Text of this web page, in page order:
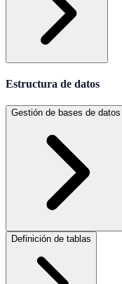
Estructura de datos
Gestión de bases de datos
Definición de tablas